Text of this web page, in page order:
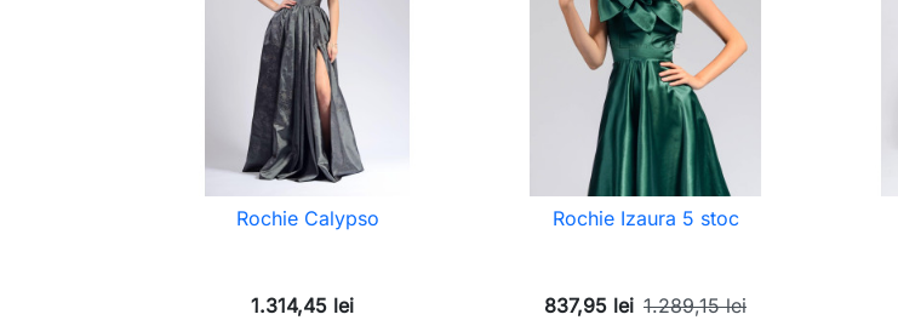
Rochie Calypso
1.314,45 lei
Rochie Izaura 5 stoc
837,95 lei 1.289,15 lei